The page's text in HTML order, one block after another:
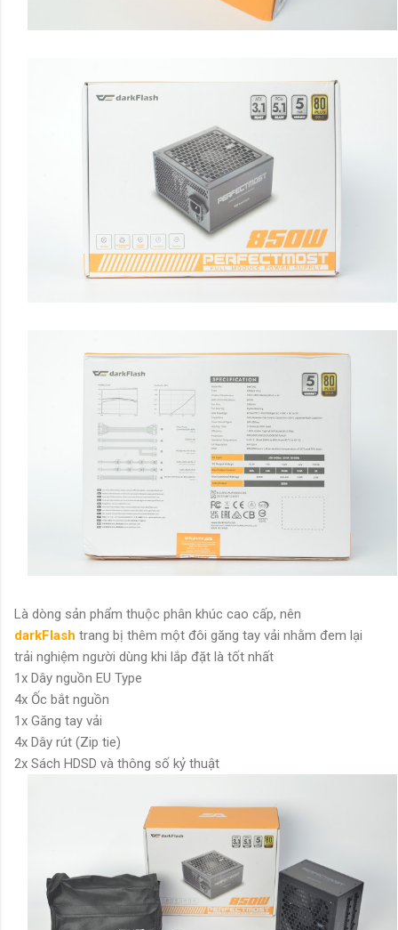
Là dòng sản phẩm thuộc phân khúc cao cấp, nên
darkFlash trang bị thêm một đôi găng tay vải nhằm đem lại
trải nghiệm người dùng khi lắp đặt là tốt nhất
1x Dây nguồn EU Type
4x Ốc bắt nguồn
1x Găng tay vải
4x Dây rút (Zip tie)
2x Sách HDSD và thông số kỷ thuật